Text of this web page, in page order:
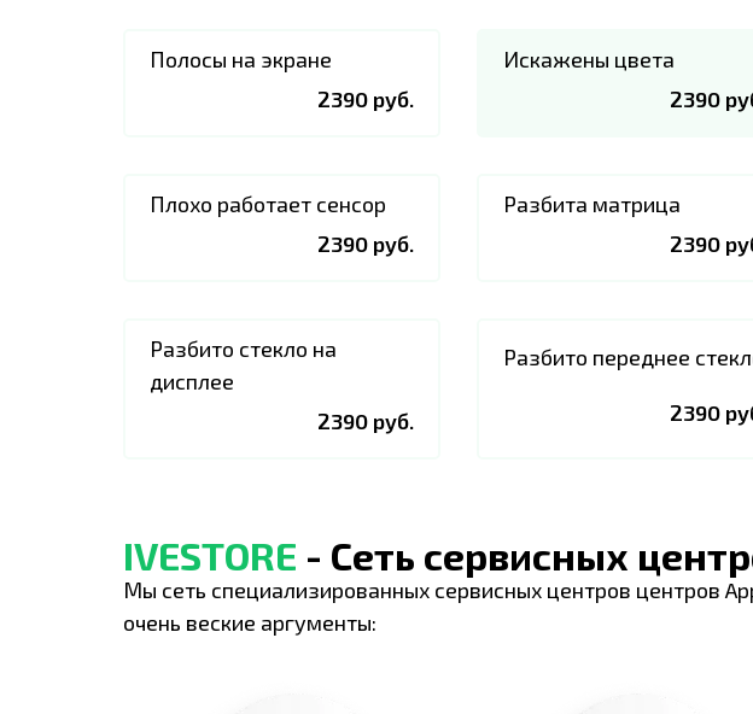
Полосы на экране
2390 руб.
Искажены цвета
2390
Плохо работает сенсор
2390 руб.
Разбита матрица
2390
Разбито стекло на
дисплее
2390 руб.
Разбито переднее
2390
IVESTORE - Сеть сервисных
Мы сеть специализированных сервисных центров центров
очень веские аргументы: